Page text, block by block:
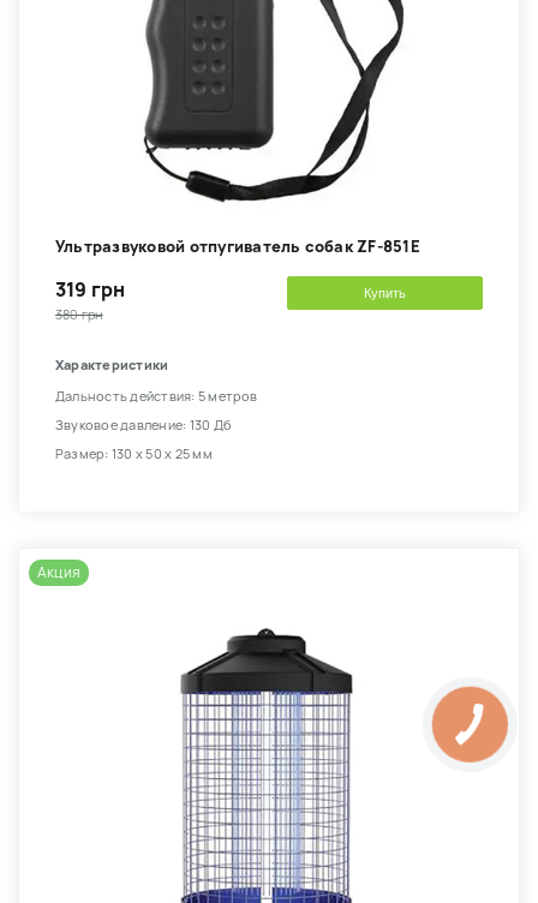
Ультразвуковой отпугиватель собак ZF-851E
319 грн
380 грн
Купить
Характеристики
Дальность действия: 5 метров
Звуковое давление: 130 Дб
Размер: 130 х 50 х 25 мм
Акция